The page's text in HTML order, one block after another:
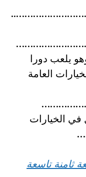
يلعب دورا
العامة
الخيارات
تاسعة